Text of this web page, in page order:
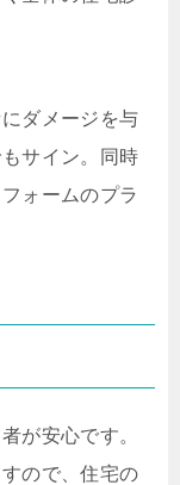
ダメージを与
サイン。同時
ォームのプラ
が安心です。
ので、住宅の